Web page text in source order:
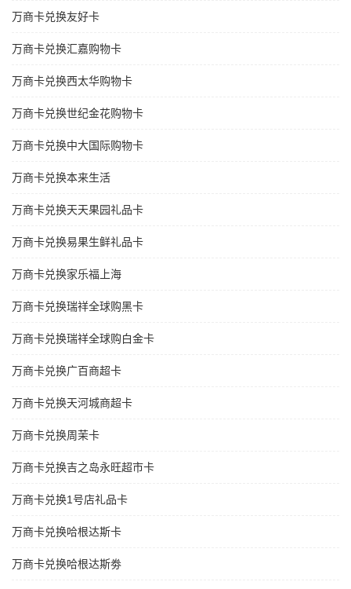
万商卡兑换友好卡
万商卡兑换汇嘉购物卡
万商卡兑换西太华购物卡
万商卡兑换世纪金花购物卡
万商卡兑换中大国际购物卡
万商卡兑换本来生活
万商卡兑换天天果园礼品卡
万商卡兑换易果生鲜礼品卡
万商卡兑换家乐福上海
万商卡兑换瑞祥全球购黑卡
万商卡兑换瑞祥全球购白金卡
万商卡兑换广百商超卡
万商卡兑换天河城商超卡
万商卡兑换周茉卡
万商卡兑换吉之岛永旺超市卡
万商卡兑换1号店礼品卡
万商卡兑换哈根达斯卡
万商卡兑换哈根达斯劵